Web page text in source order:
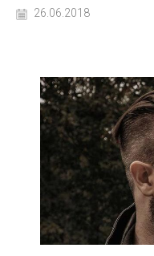
26.06.2018